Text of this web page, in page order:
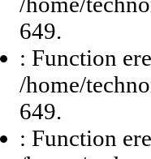
649.
: Function
/home/
649.
: Function